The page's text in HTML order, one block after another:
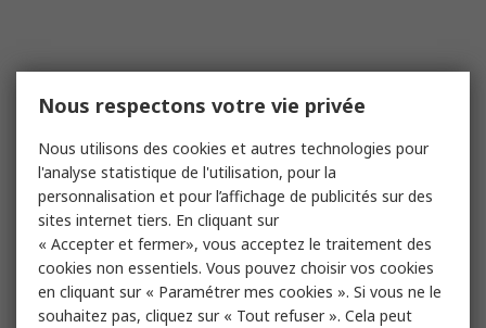
Nous respectons votre vie privée
Nous utilisons des cookies et autres technologies pour
l'analyse statistique de l'utilisation, pour la
personnalisation et pour l’affichage de publicités sur des
sites internet tiers. En cliquant sur
« Accepter et fermer», vous acceptez le traitement des
cookies non essentiels. Vous pouvez choisir vos cookies
en cliquant sur « Paramétrer mes cookies ». Si vous ne le
souhaitez pas, cliquez sur « Tout refuser ». Cela peut